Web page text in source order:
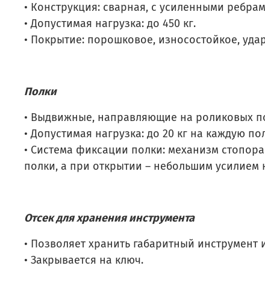
• Конструкция: сварная, с усиленными
• Допустимая нагрузка: до 450 кг.
• Покрытие: порошковое, износостойкое,
Полки
• Выдвижные, направляющие на роликовых
• Допустимая нагрузка: до 20 кг на каждую
• Система фиксации полки: механизм
полки, а при открытии – небольшим усилием
Отсек для хранения инструмента
• Позволяет хранить габаритный
• Закрывается на ключ.